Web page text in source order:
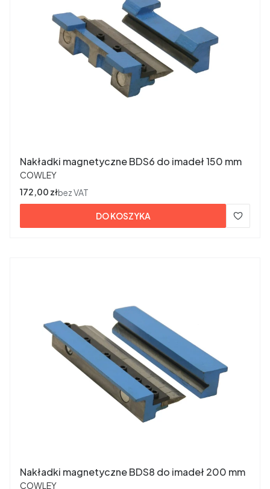
Nakładki magnetyczne BDS6 do imadeł 150 mm
PRODUCENT
COWLEY
Cena
172,00 złbez VAT
DO KOSZYKA
Nakładki magnetyczne BDS8 do imadeł 200 mm
PRODUCENT
COWLEY